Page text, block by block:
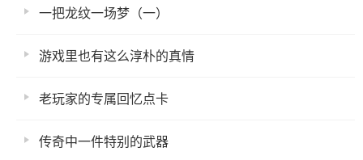
一把龙纹一场梦（一）
游戏里也有这么淳朴的真情
老玩家的专属回忆点卡
传奇中一件特别的武器